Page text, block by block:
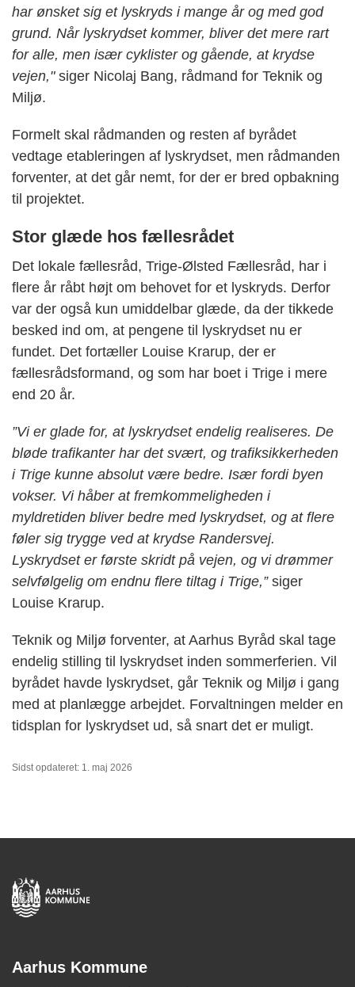
har ønsket sig et lyskryds i mange år og med god
grund. Når lyskrydset kommer, bliver det mere rart
for alle, men især cyklister og gående, at krydse
vejen,"siger Nicolaj Bang, rådmand for Teknik og
Miljø.
Formelt skal rådmanden og resten af byrådet
vedtage etableringen af lyskrydset, men rådmanden
forventer, at det går nemt, for der er bred opbakning
til projektet.
Stor glæde hos fællesrådet
Det lokale fællesråd, Trige-Ølsted Fællesråd, har i
flere år råbt højt om behovet for et lyskryds. Derfor
var der også kun umiddelbar glæde, da der tikkede
besked ind om, at pengene til lyskrydset nu er
fundet. Det fortæller Louise Krarup, der er
fællesrådsformand, og som har boet i Trige i mere
end 20 år.
”Vi er glade for, at lyskrydset endelig realiseres. De
bløde trafikanter har det svært, og trafiksikkerheden
i Trige kunne absolut være bedre. Især fordi byen
vokser. Vi håber at fremkommeligheden i
myldretiden bliver bedre med lyskrydset, og at flere
føler sig trygge ved at krydse Randersvej.
Lyskrydset er første skridt på vejen, og vi drømmer
selvfølgelig om endnu flere tiltag i Trige,”siger
Louise Krarup.
Teknik og Miljø forventer, at Aarhus Byråd skal tage
endelig stilling til lyskrydset inden sommerferien. Vil
byrådet havde lyskrydset, går Teknik og Miljø i gang
med at planlægge arbejdet. Forvaltningen melder en
tidsplan for lyskrydset ud, så snart det er muligt.
Sidst opdateret: 1. maj 2026
Aarhus Kommune